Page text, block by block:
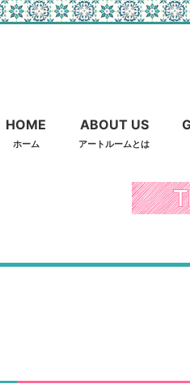
HOME
ホーム
ABOUT US
アートルームとは